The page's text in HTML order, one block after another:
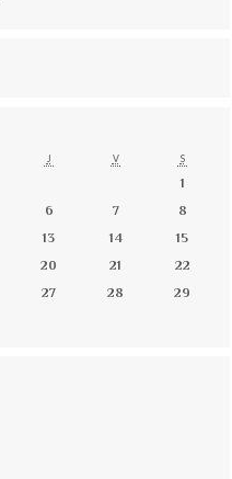
J V S
1
6 7
8
13 14
15
20 21
22
27 28
29